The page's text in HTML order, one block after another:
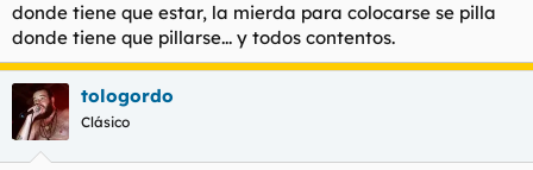
donde tiene que estar, la mierda para colocarse se pilla
donde tiene que pillarse... y todos contentos.
tologordo
Clásico